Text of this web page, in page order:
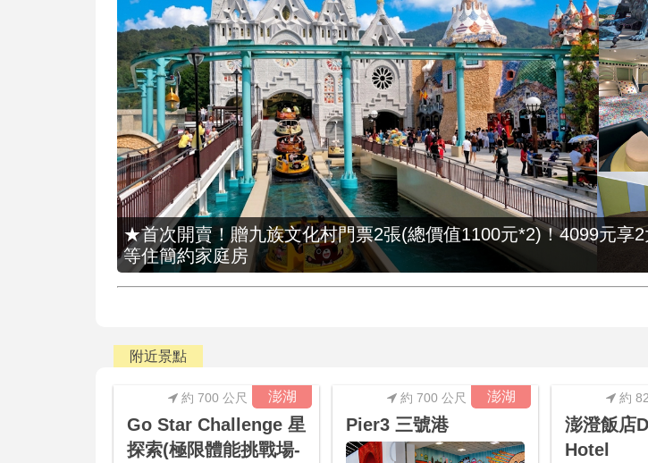
★首次開賣！贈九族文化村門票2張(總價值1100元*2)！4099元享
等住簡約家庭房
附近景點
澎湖
約 700 公尺
Go Star Challenge 星
探索(極限體能挑戰場-
澎湖
約 700 公尺
Pier3 三號港
約
澎澄飯店
Hotel